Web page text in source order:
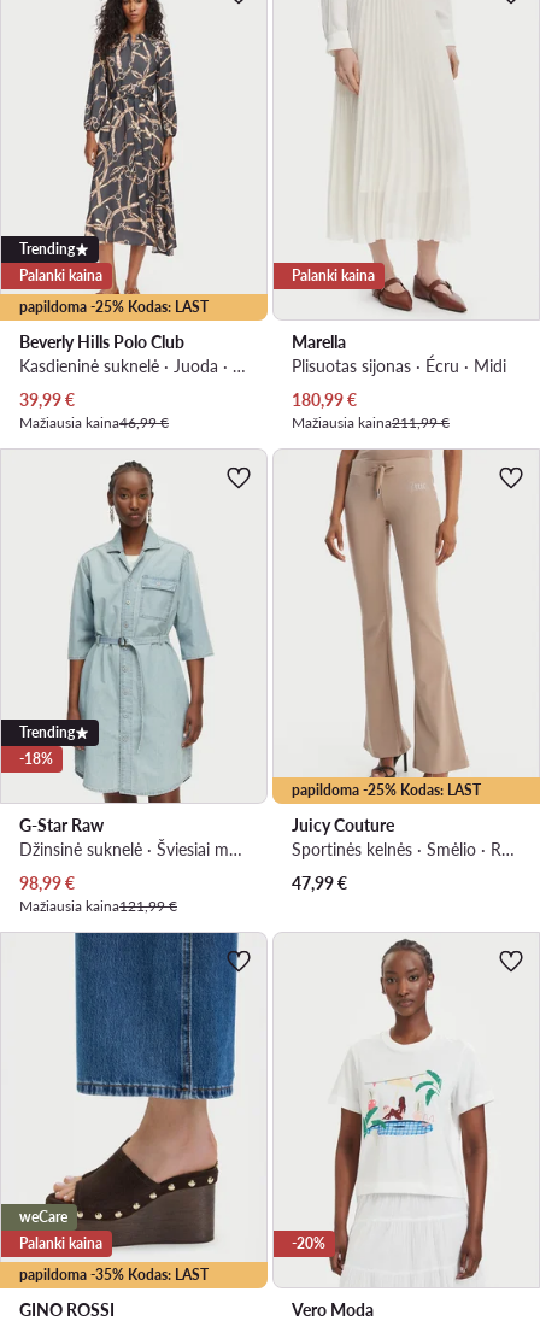
papildoma -25% Kodas: LAST
Trending
Palanki kaina
Beverly Hills Polo Club
Kasdieninė suknelė · Juoda · Midi
Dabartinė kaina
39,99€
Mažiausia kaina46,99 €
Palanki kaina
Marella
Plisuotas sijonas · Écru · Midi
Dabartinė kaina
180,99€
Mažiausia kaina211,99 €
Trending
-18%
G-Star Raw
Džinsinė suknelė · Šviesiai mėlyna · Mini
Dabartinė kaina
98,99€
Mažiausia kaina121,99 €
papildoma -25% Kodas: LAST
Juicy Couture
Sportinės kelnės · Smėlio · Regular Fit
47,99€
papildoma -35% Kodas: LAST
weCare
Palanki kaina
GINO ROSSI
-20%
Vero Moda